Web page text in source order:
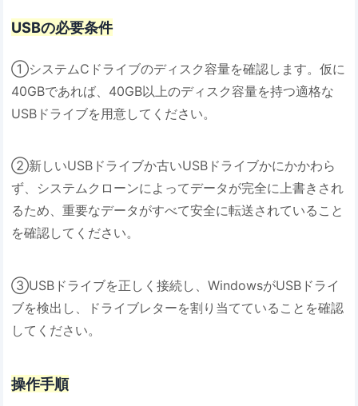
USBの必要条件
①システムCドライブのディスク容量を確認します。仮に
40GBであれば、40GB以上のディスク容量を持つ適格な
USBドライブを用意してください。
②新しいUSBドライブか古いUSBドライブかにかかわら
ず、システムクローンによってデータが完全に上書きされ
るため、重要なデータがすべて安全に転送されていること
を確認してください。
③USBドライブを正しく接続し、WindowsがUSBドライ
ブを検出し、ドライブレターを割り当てていることを確認
してください。
操作手順